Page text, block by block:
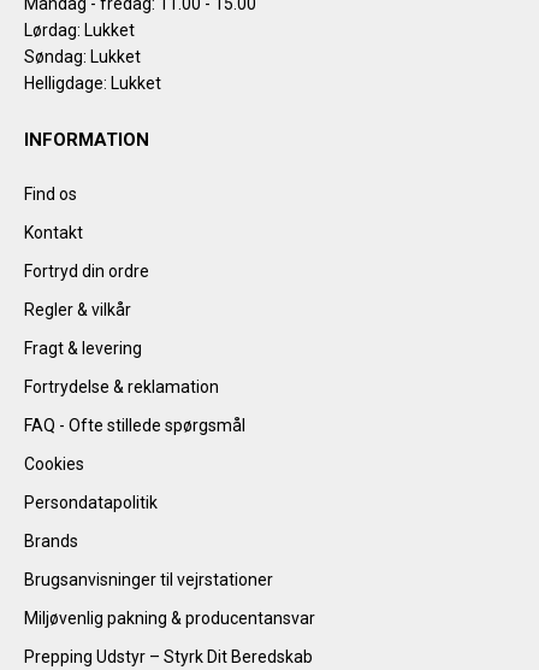
Lørdag: Lukket
Søndag: Lukket
Helligdage: Lukket
INFORMATION
Find os
Kontakt
Fortryd din ordre
Regler & vilkår
Fragt & levering
Fortrydelse & reklamation
FAQ - Ofte stillede spørgsmål
Cookies
Persondatapolitik
Brands
Brugsanvisninger til vejrstationer
Miljøvenlig pakning & producentansvar
Prepping Udstyr – Styrk Dit Beredskab